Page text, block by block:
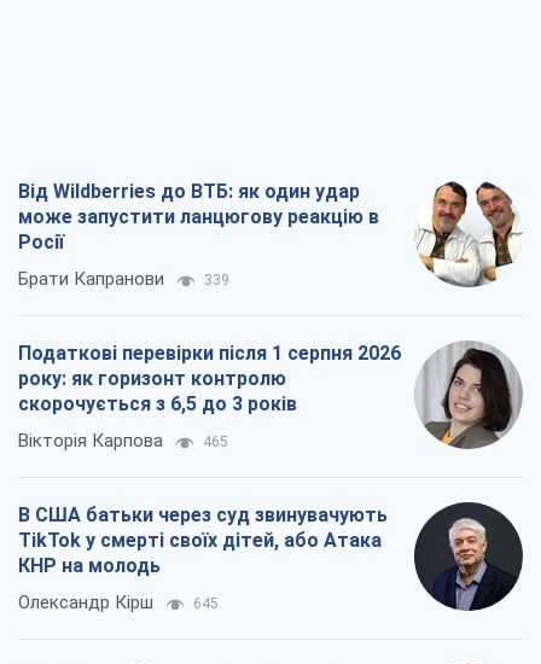
Від Wildberries до ВТБ: як один удар
може запустити ланцюгову реакцію в
Росії
Брати Капранови 339
Податкові перевірки після 1 серпня 2026
року: як горизонт контролю
скорочується з 6,5 до 3 років
Вікторія Карпова 465
В США батьки через суд звинувачують
TikTok у смерті своїх дітей, або Атака
КНР на молодь
Олександр Кірш 645